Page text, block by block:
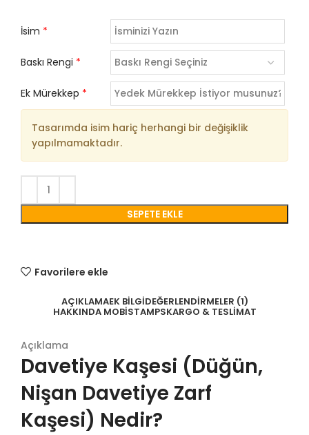
İsim *
Baskı Rengi *
Ek Mürekkep *
Tasarımda isim hariç herhangi bir değişiklik
yapılmamaktadır.
SEPETE EKLE
Favorilere ekle
AÇIKLAMAEK BILGIDEĞERLENDIRMELER (1)
HAKKINDA MOBISTAMPSKARGO & TESLIMAT
Açıklama
Davetiye Kaşesi (Düğün,
Nişan Davetiye Zarf
Kaşesi) Nedir?